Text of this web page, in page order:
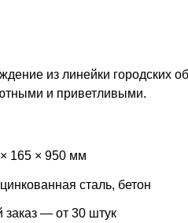
из линейки городских
и приветливыми.
165 × 950 мм
сталь, бетон
— от 30 штук